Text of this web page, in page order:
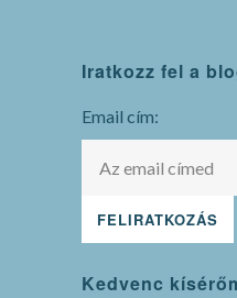
Iratkozz fel a
Email cím:
Kedvenc